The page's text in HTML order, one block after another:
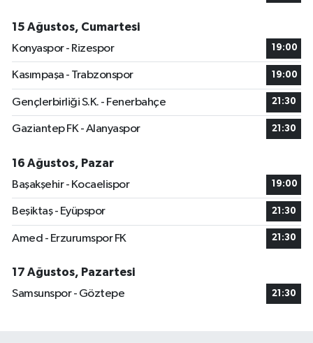
15 Ağustos, Cumartesi
Konyaspor - Rizespor
19:00
Kasımpaşa - Trabzonspor 19:00
Gençlerbirliği S.K. - Fenerbahçe 21:30
Gaziantep FK - Alanyaspor 21:30
16 Ağustos, Pazar
Başakşehir - Kocaelispor
19:00
Beşiktaş - Eyüpspor 21:30
Amed - Erzurumspor FK 21:30
17 Ağustos, Pazartesi
Samsunspor - Göztepe
21:30